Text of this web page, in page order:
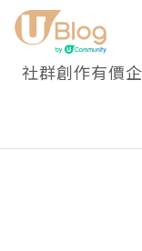
社群創作有價